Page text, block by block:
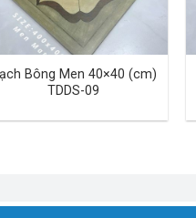
Bông Men 40×40 (cm)
TDDS-09